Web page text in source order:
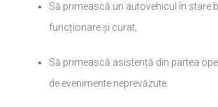
Să primească un autovehicul în stare
funcționare și curat;
Să primească asistență din partea
de evenimente neprevăzute.